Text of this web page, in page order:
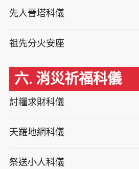
先人晉塔科儀
祖先分火安座
六. 消災祈福科儀
討糧求財科儀
天羅地網科儀
祭送小人科儀